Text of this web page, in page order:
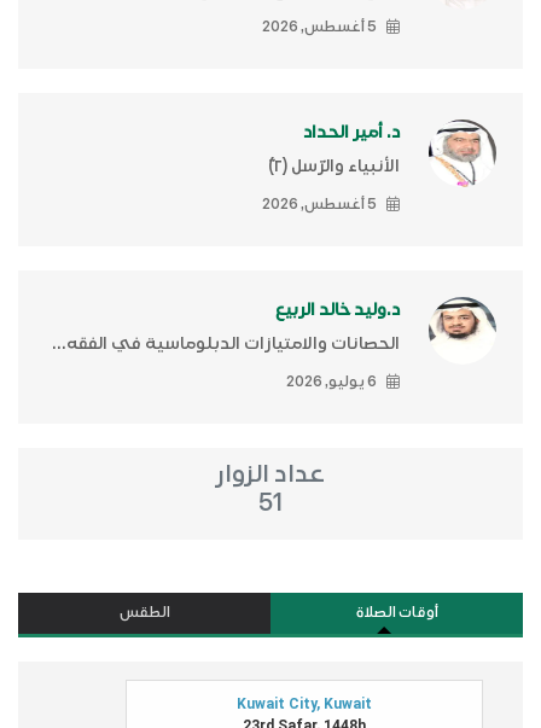
5 أغسطس, 2026
د. أمير الحداد
الأنبياء والرّسل (٢)ّ
5 أغسطس, 2026
د.وليد خالد الربيع
الحصانات والامتيازات الدبلوماسية في الفقه...
6 يوليو, 2026
عداد الزوار
51
أوقات الصلاة الطقس